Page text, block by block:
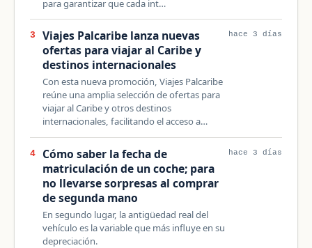
para garantizar que cada int…
3
Viajes Palcaribe lanza nuevas
ofertas para viajar al Caribe y
destinos internacionales
Con esta nueva promoción, Viajes Palcaribe
reúne una amplia selección de ofertas para
viajar al Caribe y otros destinos
internacionales, facilitando el acceso a…
hace 3 días
4
Cómo saber la fecha de
matriculación de un coche; para
no llevarse sorpresas al comprar
de segunda mano
En segundo lugar, la antigüedad real del
vehículo es la variable que más influye en su
depreciación.
hace 3 días